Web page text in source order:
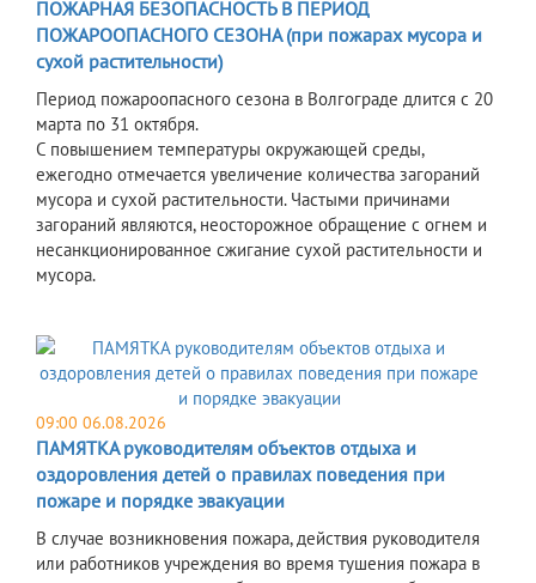
ПОЖАРНАЯ БЕЗОПАСНОСТЬ В ПЕРИОД
ПОЖАРООПАСНОГО СЕЗОНА (при пожарах мусора и
сухой растительности)
Период пожароопасного сезона в Волгограде длится с 20
марта по 31 октября.
С повышением температуры окружающей среды,
ежегодно отмечается увеличение количества загораний
мусора и сухой растительности. Частыми причинами
загораний являются, неосторожное обращение с огнем и
несанкционированное сжигание сухой растительности и
мусора.
09:00 06.08.2026
ПАМЯТКА руководителям объектов отдыха и
оздоровления детей о правилах поведения при
пожаре и порядке эвакуации
В случае возникновения пожара, действия руководителя
или работников учреждения во время тушения пожара в